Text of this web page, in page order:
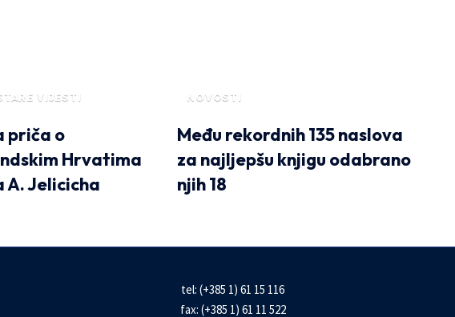
VIJESTI
priča o
Hrvatima
A. Jelicicha
NOVOSTI
Među rekordnih 135 naslova
za najljepšu knjigu odabrano
njih 18
tel: (+385 1) 61 15 116
fax: (+385 1) 61 11 522